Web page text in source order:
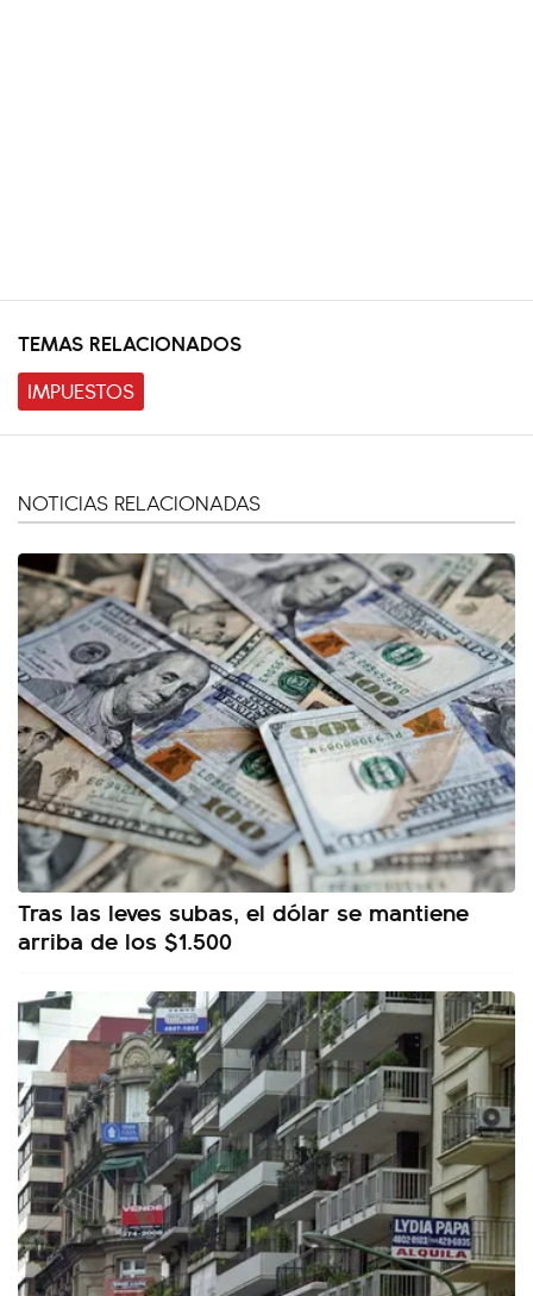
TEMAS RELACIONADOS
IMPUESTOS
NOTICIAS RELACIONADAS
Tras las leves subas, el dólar se mantiene
arriba de los $1.500